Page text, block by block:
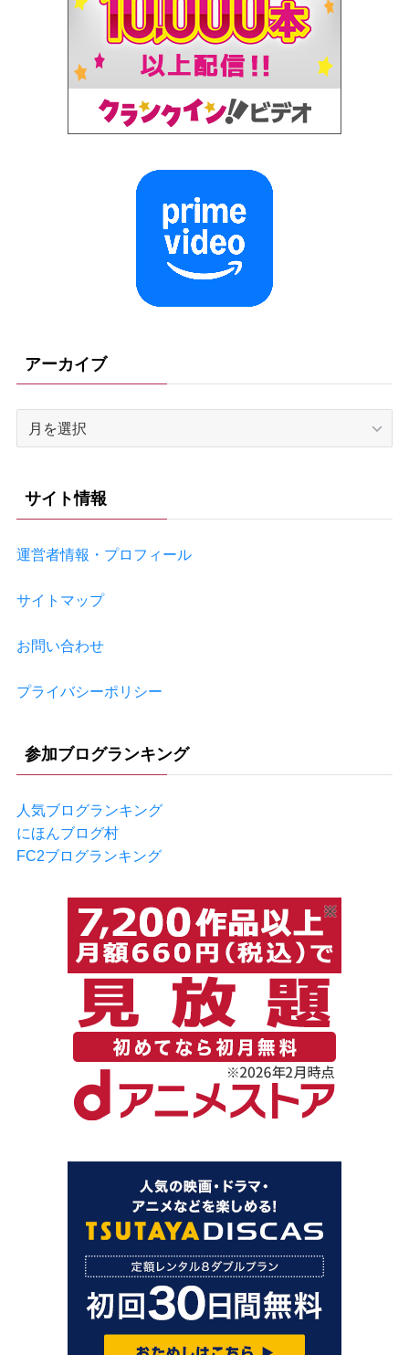
アーカイブ
イ
サイト情報
運営者情報・プロフィール
サイトマップ
お問い合わせ
プライバシーポリシー
参加ブログランキング
人気ブログランキング
にほんブログ村
FC2ブログランキング